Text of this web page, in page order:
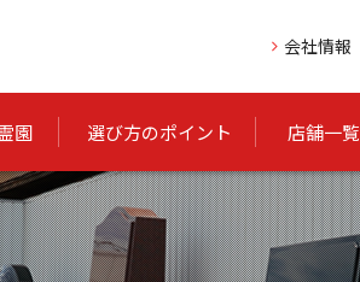
会社情報
園 選び方のポイント 店舗一覧